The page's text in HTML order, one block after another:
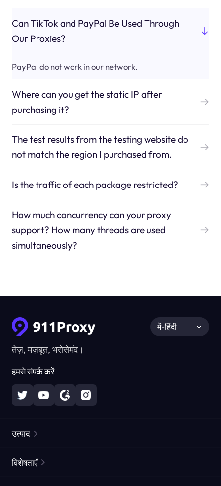
Can TikTok and PayPal Be Used Through
Our Proxies?
PayPal do not work in our network.
Where can you get the static IP after
purchasing it?
The test results from the testing website do
not match the region I purchased from.
Is the traffic of each package restricted?
How much concurrency can your proxy
support? How many threads are used
simultaneously?
तेज़, मज़बूत, भरोसेमंद।
हमसे संपर्क करें
में-हिंदी
उत्पाद
विशेषताएँ